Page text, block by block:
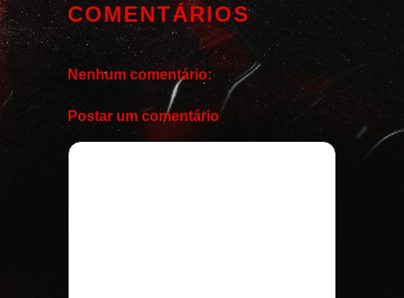
COMENTÁRIOS
Nenhum comentário:
Postar um comentário